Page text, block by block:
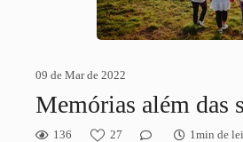
09 de Mar de 2022
Memórias além das
136 27 1min de